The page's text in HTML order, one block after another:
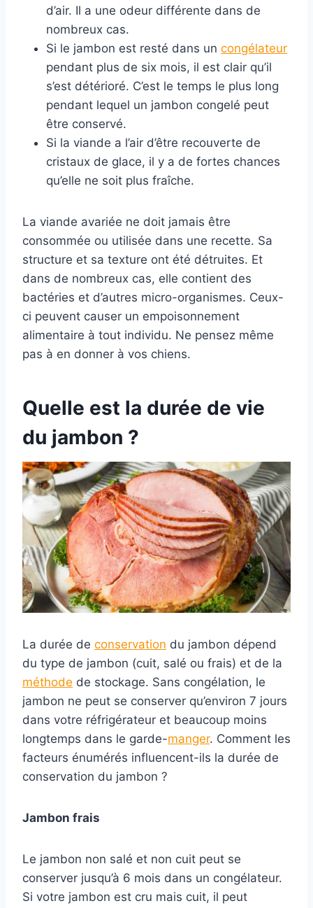
d’air. Il a une odeur différente dans de
nombreux cas.
Si le jambon est resté dans un congélateur
pendant plus de six mois, il est clair qu’il
s’est détérioré. C’est le temps le plus long
pendant lequel un jambon congelé peut
être conservé.
Si la viande a l’air d’être recouverte de
cristaux de glace, il y a de fortes chances
qu’elle ne soit plus fraîche.
La viande avariée ne doit jamais être
consommée ou utilisée dans une recette. Sa
structure et sa texture ont été détruites. Et
dans de nombreux cas, elle contient des
bactéries et d’autres micro-organismes. Ceux-
ci peuvent causer un empoisonnement
alimentaire à tout individu. Ne pensez même
pas à en donner à vos chiens.
Quelle est la durée de vie
du jambon ?
La durée de conservation du jambon dépend
du type de jambon (cuit, salé ou frais) et de la
méthode de stockage. Sans congélation, le
jambon ne peut se conserver qu’environ 7 jours
dans votre réfrigérateur et beaucoup moins
longtemps dans le garde-manger. Comment les
facteurs énumérés influencent-ils la durée de
conservation du jambon ?
Jambon frais
Le jambon non salé et non cuit peut se
conserver jusqu’à 6 mois dans un congélateur.
Si votre jambon est cru mais cuit, il peut